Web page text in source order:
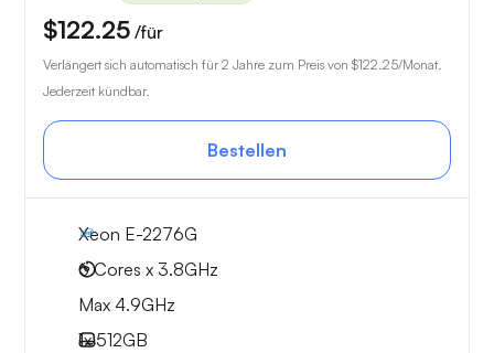
$122.25 /für
Verlängert sich automatisch für 2 Jahre zum Preis von $122.25/Monat.
Jederzeit kündbar.
Bestellen
Xeon E-2276G
6 Cores x 3.8GHz
Max 4.9GHz
1x512GB